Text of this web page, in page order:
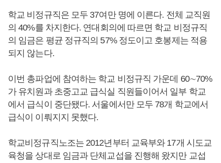
학교 비정규직은 모두 37여만 명에 이른다. 전체 교직원
의 40%를 차지한다. 연대회의에 따르면 학교 비정규직
의 임금은 평균 정규직의 57% 정도이고 호봉제는 적용
되지 않는다.
이번 총파업에 참여하는 학교 비정규직 가운데 60∼70%
가 유치원과 초중고교 급식실 직원들이어서 일부 학교
에서 급식이 중단됐다. 서울에서만 모두 78개 학교에서
급식이 이뤄지지 못했다.
학교비정규직노조는 2012년부터 교육부와 17개 시도교
육청을 상대로 임금과 단체교섭을 진행해 왔지만 교섭